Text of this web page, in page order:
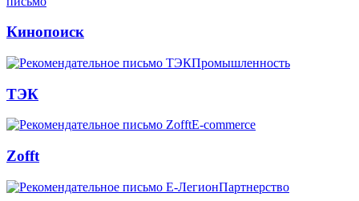
Кинопоиск
Промышленность
ТЭК
E-commerce
Zofft
Партнерство